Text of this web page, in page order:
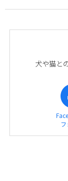
犬や猫と